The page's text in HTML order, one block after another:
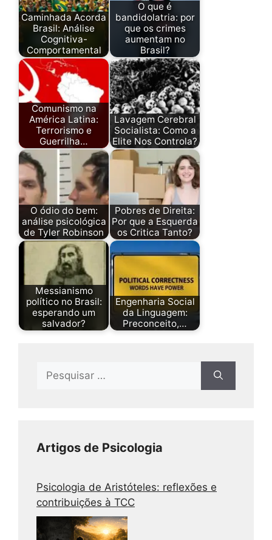
Caminhada Acorda
Brasil: Análise
Cognitiva-
Comportamental
O que é
bandidolatria: por
que os crimes
aumentam no
Brasil?
Comunismo na
América Latina:
Terrorismo e
Guerrilha…
Lavagem Cerebral
Socialista: Como a
Elite Nos Controla?
O ódio do bem:
análise psicológica
de Tyler Robinson
Pobres de Direita:
Por que a Esquerda
os Critica Tanto?
Messianismo
político no Brasil:
esperando um
salvador?
Engenharia Social
da Linguagem:
Preconceito,…
Artigos de Psicologia
Psicologia de Aristóteles: reflexões e
contribuições à TCC